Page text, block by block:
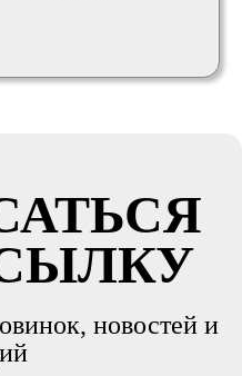
новостей и